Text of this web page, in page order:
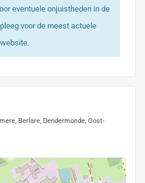
eventuele onjuistheden in de
voor de meest actuele
Berlare, Dendermonde, Oost-